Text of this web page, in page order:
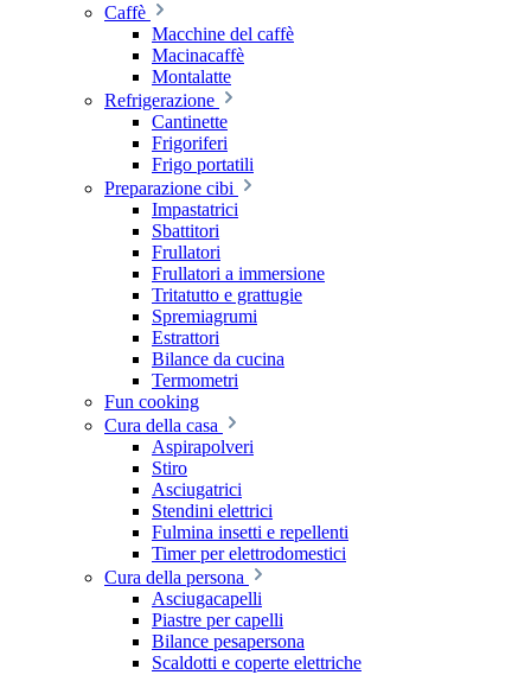
Caffè
Macchine del caffè
Macinacaffè
Montalatte
Refrigerazione
Cantinette
Frigoriferi
Frigo portatili
Preparazione cibi
Impastatrici
Sbattitori
Frullatori
Frullatori a immersione
Tritatutto e grattugie
Spremiagrumi
Estrattori
Bilance da cucina
Termometri
Fun cooking
Cura della casa
Aspirapolveri
Stiro
Asciugatrici
Stendini elettrici
Fulmina insetti e repellenti
Timer per elettrodomestici
Cura della persona
Asciugacapelli
Piastre per capelli
Bilance pesapersona
Scaldotti e coperte elettriche